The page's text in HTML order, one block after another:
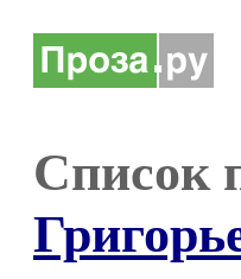
Список